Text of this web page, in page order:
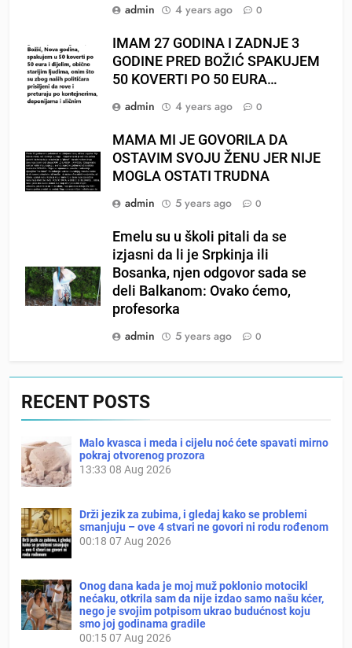
admin
4 years ago 0
IMAM 27 GODINA I ZADNJE 3
GODINE PRED BOŽIĆ SPAKUJEM
50 KOVERTI PO 50 EURA…
admin
4 years ago 0
MAMA MI JE GOVORILA DA
OSTAVIM SVOJU ŽENU JER NIJE
MOGLA OSTATI TRUDNA
admin
5 years ago 0
Emelu su u školi pitali da se
izjasni da li je Srpkinja ili
Bosanka, njen odgovor sada se
deli Balkanom: Ovako ćemo,
profesorka
admin
5 years ago 0
RECENT POSTS
Malo kvasca i meda i cijelu noć ćete spavati mirno
pokraj otvorenog prozora
13:33 08 Aug 2026
Drži jezik za zubima, i gledaj kako se problemi
smanjuju – ove 4 stvari ne govori ni rodu rođenom
00:18 07 Aug 2026
Onog dana kada je moj muž poklonio motocikl
nećaku, otkrila sam da nije izdao samo našu kćer,
nego je svojim potpisom ukrao budućnost koju
smo joj godinama gradile
00:1507 Aug 2026